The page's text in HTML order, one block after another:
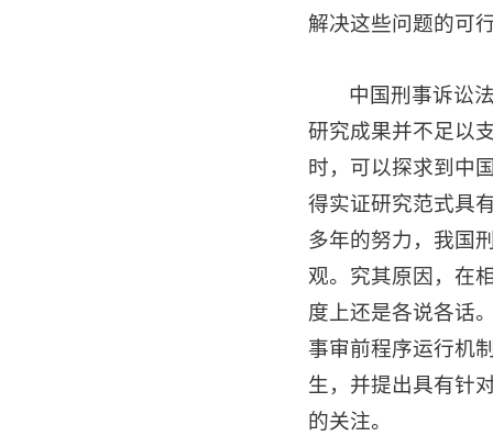
解决这些问题的可
中国刑事诉讼
研究成果并不足以
时，可以探求到中
得实证研究范式具
多年的努力，我国
观。究其原因，在
度上还是各说各话
事审前程序运行机
生，并提出具有针
的关注。